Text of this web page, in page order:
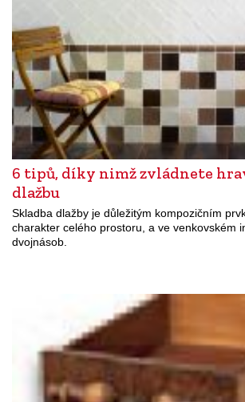
6 tipů, díky nimž zvládnete
dlažbu
Skladba dlažby je důležitým kompozičním
charakter celého prostoru, a ve venkovském
dvojnásob.